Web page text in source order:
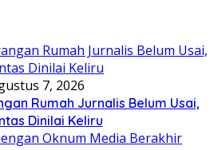
7, 2026
Rumah Jurnalis Belum Usai,
Dinilai Keliru